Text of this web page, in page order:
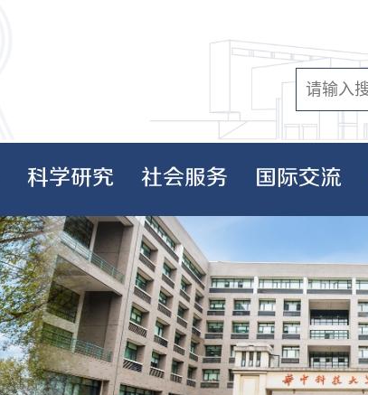
科学研究 社会服务 国际交流